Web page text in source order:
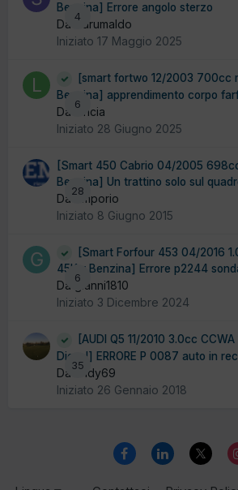
4
Benzina] Errore angolo sterzo
Da Sdrumaldo
Iniziato 17 Maggio 2025
6
[smart fortwo 12/2003 700cc
Benzina] apprendimento corpo
Da lancia
Iniziato 28 Giugno 2025
28
[Smart 450 Cabrio 04/2005
Benzina] Un trattino solo sul
Da emporio
Iniziato 8 Giugno 2015
6
[Smart Forfour 453 04/2016
45Kw Benzina] Errore p2244
Da gianni1810
Iniziato 3 Dicembre 2024
35
[AUDI Q5 11/2010 3.0cc
Diesel] ERRORE P 0087 auto in
Da andy69
Iniziato 26 Gennaio 2018